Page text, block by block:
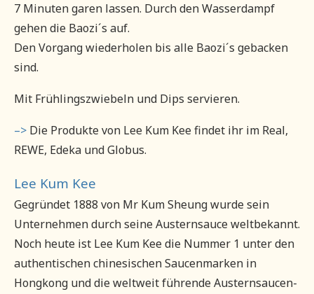
7 Minuten garen lassen. Durch den Wasserdampf
gehen die Baozi´s auf.
Den Vorgang wiederholen bis alle Baozi´s gebacken
sind.
Mit Frühlingszwiebeln und Dips servieren.
–> Die Produkte von Lee Kum Kee findet ihr im Real,
REWE, Edeka und Globus.
Lee Kum Kee
Gegründet 1888 von Mr Kum Sheung wurde sein
Unternehmen durch seine Austernsauce weltbekannt.
Noch heute ist Lee Kum Kee die Nummer 1 unter den
authentischen chinesischen Saucenmarken in
Hongkong und die weltweit führende Austernsaucen-